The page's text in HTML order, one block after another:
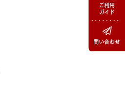
ご利用
ガイド
問い合わせ